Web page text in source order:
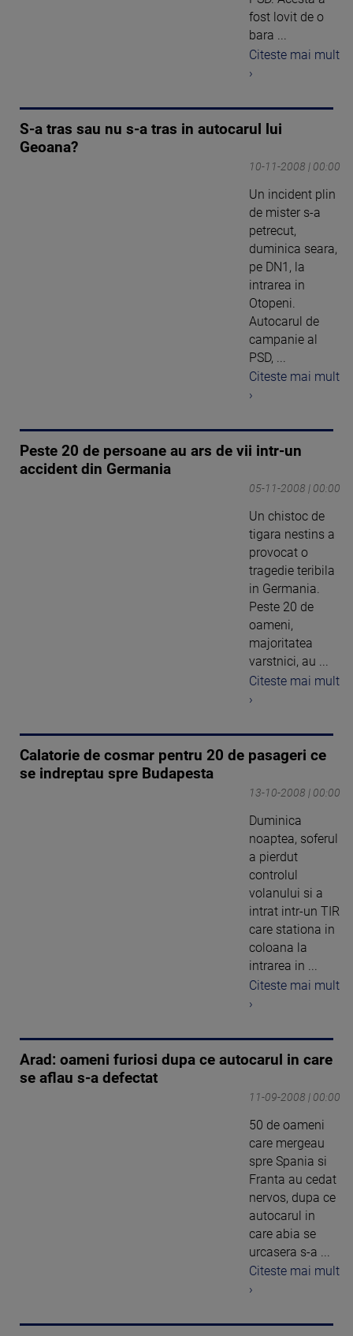
fost lovit de o
bara ...
Citeste mai mult
›
S-a tras sau nu s-a tras in autocarul lui
Geoana?
10-11-2008 | 00:00
Un incident plin
de mister s-a
petrecut,
duminica seara,
pe DN1, la
intrarea in
Otopeni.
Autocarul de
campanie al
PSD, ...
Citeste mai mult
›
Peste 20 de persoane au ars de vii intr-un
accident din Germania
05-11-2008 | 00:00
Un chistoc de
tigara nestins a
provocat o
tragedie teribila
in Germania.
Peste 20 de
oameni,
majoritatea
varstnici, au ...
Citeste mai mult
›
Calatorie de cosmar pentru 20 de pasageri ce
se indreptau spre Budapesta
13-10-2008 | 00:00
Duminica
noaptea, soferul
a pierdut
controlul
volanului si a
intrat intr-un TIR
care stationa in
coloana la
intrarea in ...
Citeste mai mult
›
Arad: oameni furiosi dupa ce autocarul in care
se aflau s-a defectat
11-09-2008 | 00:00
50 de oameni
care mergeau
spre Spania si
Franta au cedat
nervos, dupa ce
autocarul in
care abia se
urcasera s-a ...
Citeste mai mult
›